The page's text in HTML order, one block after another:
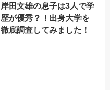
岸田文雄の息子は3人で学
歴が優秀？！出身大学を
徹底調査してみました！